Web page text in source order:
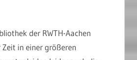
der RWTH-Aachen
in einer größeren